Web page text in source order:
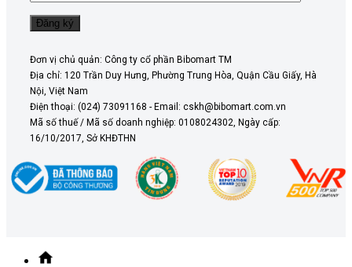
Đơn vị chủ quản: Công ty cổ phần Bibomart TM
Địa chỉ: 120 Trần Duy Hưng, Phường Trung Hòa, Quận Cầu Giấy, Hà
Nội, Việt Nam
Điện thoại: (024) 73091168 - Email: cskh@bibomart.com.vn
Mã số thuế / Mã số doanh nghiệp: 0108024302, Ngày cấp:
16/10/2017, Sở KHĐTHN